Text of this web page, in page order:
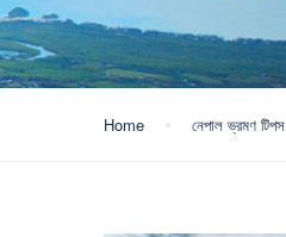
Home নেপাল ভ্রমণ টিপস